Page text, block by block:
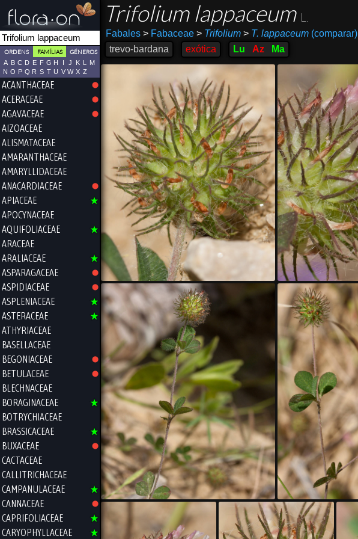
ORDENS FAMÍLIAS GÉNEROS
A B C D E F G H I J K L
M
N O P Q R S T U V W X Z
ACANTHACEAE
ACERACEAE
AGAVACEAE
AIZOACEAE
ALISMATACEAE
AMARANTHACEAE
AMARYLLIDACEAE
ANACARDIACEAE
APIACEAE
APOCYNACEAE
AQUIFOLIACEAE
ARACEAE
ARALIACEAE
ASPARAGACEAE
ASPIDIACEAE
ASPLENIACEAE
ASTERACEAE
ATHYRIACEAE
BASELLACEAE
BEGONIACEAE
BETULACEAE
BLECHNACEAE
BORAGINACEAE
BOTRYCHIACEAE
BRASSICACEAE
BUXACEAE
CACTACEAE
CALLITRICHACEAE
CAMPANULACEAE
CANNACEAE
CAPRIFOLIACEAE
CARYOPHYLLACEAE
Trifolium lappaceum
Fabales >Fabaceae > Trifolium > T. lappaceum(comparar)
trevo-bardana
exótica Lu Az Ma